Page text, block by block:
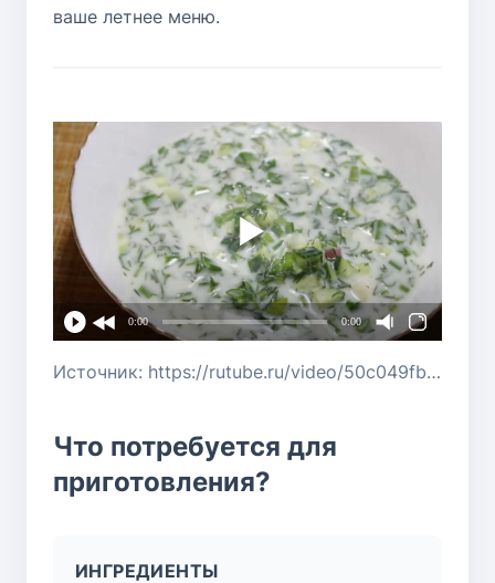
ваше летнее меню.
0:00 0:00
Источник: https://rutube.ru/video/50c049fb4f753fe3708df03cc74d55f3/?r=wd
Что потребуется для
приготовления?
ИНГРЕДИЕНТЫ